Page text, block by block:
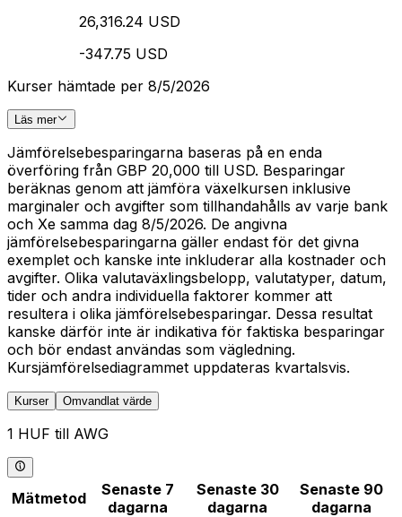
26,316.24 USD
-347.75 USD
Kurser hämtade per 8/5/2026
Läs mer
Jämförelsebesparingarna baseras på en enda
överföring från GBP 20,000 till USD. Besparingar
beräknas genom att jämföra växelkursen inklusive
marginaler och avgifter som tillhandahålls av varje bank
och Xe samma dag 8/5/2026. De angivna
jämförelsebesparingarna gäller endast för det givna
exemplet och kanske inte inkluderar alla kostnader och
avgifter. Olika valutaväxlingsbelopp, valutatyper, datum,
tider och andra individuella faktorer kommer att
resultera i olika jämförelsebesparingar. Dessa resultat
kanske därför inte är indikativa för faktiska besparingar
och bör endast användas som vägledning.
Kursjämförelsediagrammet uppdateras kvartalsvis.
Kurser Omvandlat värde
1 HUF till AWG
Mätmetod
Senaste 7
dagarna
Senaste 30
dagarna
Senaste 90
dagarna